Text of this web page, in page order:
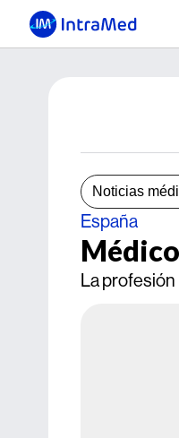
Noticias
España
La